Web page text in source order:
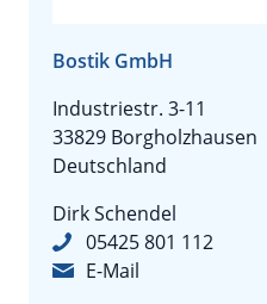
Bostik GmbH
Industriestr. 3-11
33829 Borgholzhausen
Deutschland
Dirk Schendel
05425 801 112
E-Mail